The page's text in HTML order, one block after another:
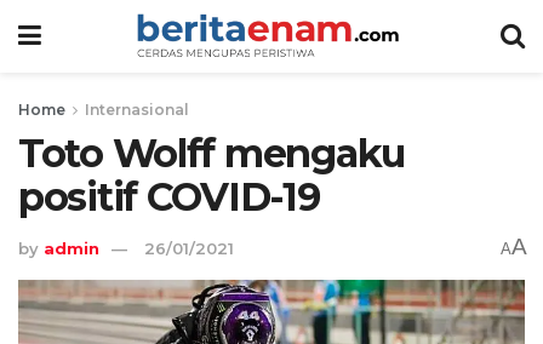
Home Internasional
Toto Wolff mengaku
positif COVID-19
by admin 26/01/2021 AA